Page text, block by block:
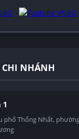
CHI NHÁNH
1
phố Thống Nhất,